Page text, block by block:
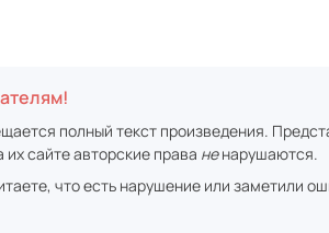
полный текст произведения.
сайте авторские права ненарушаются.
что есть нарушение или заметили